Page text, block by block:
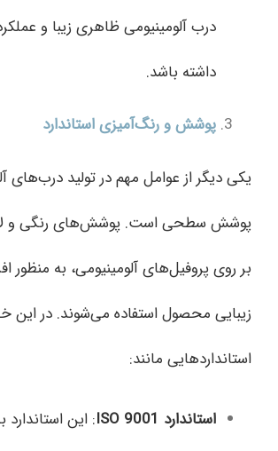
درب آلومینیومی ظاهری زیبا و
داشته باشد.
پوشش و رنگ‌آمیزی استاندارد
یکی دیگر از عوامل مهم در تولید درب‌های
پوشش سطحی است. پوشش‌های رنگی و
بر روی پروفیل‌های آلومینیومی، به منظور
زیبایی محصول استفاده می‌شوند. در
استانداردهایی مانند:
استاندارد
: این استاندارد